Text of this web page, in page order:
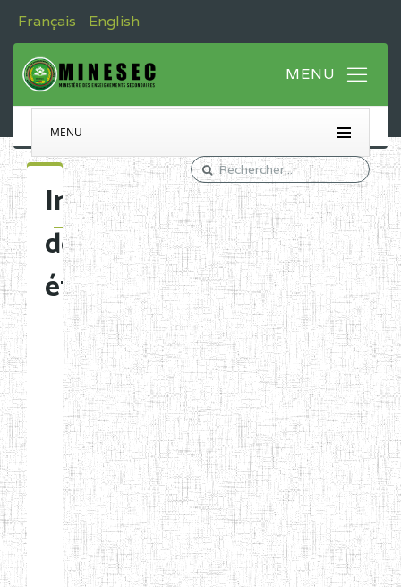
Français English
MENU
Immatriculation
des
établissements
Etablissements
d'enseignement
normal
ENI